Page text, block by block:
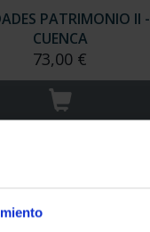
PATRIMONIO II -
CUENCA
73,00 €